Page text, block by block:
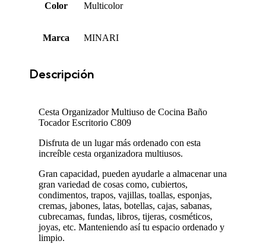
Color Multicolor
Marca MINARI
Descripción
Cesta Organizador Multiuso de Cocina Baño
Tocador Escritorio C809
Disfruta de un lugar más ordenado con esta
increíble cesta organizadora multiusos.
Gran capacidad, pueden ayudarle a almacenar una
gran variedad de cosas como, cubiertos,
condimentos, trapos, vajillas, toallas, esponjas,
cremas, jabones, latas, botellas, cajas, sabanas,
cubrecamas, fundas, libros, tijeras, cosméticos,
joyas, etc. Manteniendo así tu espacio ordenado y
limpio.